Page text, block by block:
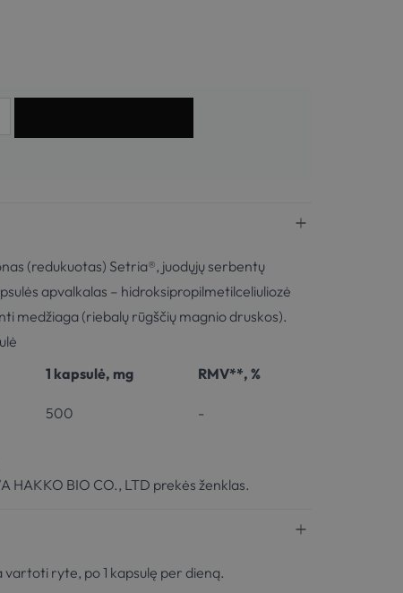
(redukuotas) Setria®, juodųjų serbentų
apvalkalas – hidroksipropilmetilceliuliozė
medžiaga (riebalų rūgščių magnio druskos).
1 kapsulė, mg RMV**, %
500 -
HAKKO BIO CO., LTD prekės ženklas.
ryte, po 1 kapsulę per dieną.